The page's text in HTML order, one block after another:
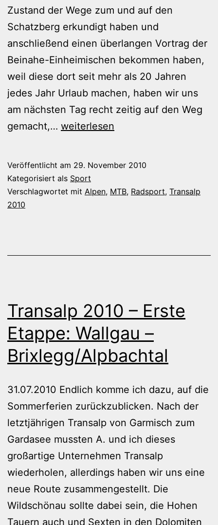
Zustand der Wege zum und auf den
Schatzberg erkundigt haben und
anschließend einen überlangen Vortrag der
Beinahe-Einheimischen bekommen haben,
weil diese dort seit mehr als 20 Jahren
jedes Jahr Urlaub machen, haben wir uns
am nächsten Tag recht zeitig auf den Weg
gemacht,… Transalp
Zweite
Etappe:
Westendorf/
weiterlesen
Veröffentlicht am 29. November 2010
Kategorisiert als Sport
Verschlagwortet mit Alpen, MTB, Radsport, Transalp
2010
Transalp 2010 – Erste
Etappe: Wallgau –
Brixlegg/Alpbachtal
31.07.2010 Endlich komme ich dazu, auf die
Sommerferien zurückzublicken. Nach der
letztjährigen Transalp von Garmisch zum
Gardasee mussten A. und ich dieses
großartige Unternehmen Transalp
wiederholen, allerdings haben wir uns eine
neue Route zusammengestellt. Die
Wildschönau sollte dabei sein, die Hohen
Tauern auch und Sexten in den Dolomiten